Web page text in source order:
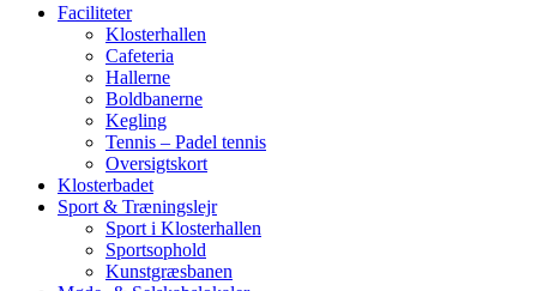
Faciliteter
Klosterhallen
Cafeteria
Hallerne
Boldbanerne
Kegling
Tennis – Padel tennis
Oversigtskort
Klosterbadet
Sport & Træningslejr
Sport i Klosterhallen
Sportsophold
Kunstgræsbanen